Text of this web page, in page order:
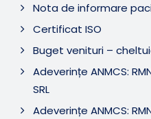
Nota de informare
Certificat ISO
Buget venituri –
Adeverințe ANMCS:
SRL
Adeverințe ANMCS: